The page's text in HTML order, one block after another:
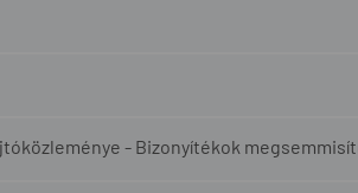
- Bizonyítékok